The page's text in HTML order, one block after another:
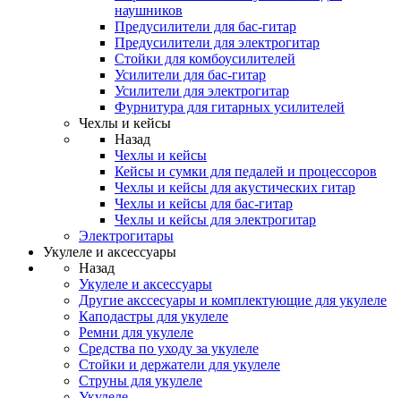
наушников
Предусилители для бас-гитар
Предусилители для электрогитар
Стойки для комбоусилителей
Усилители для бас-гитар
Усилители для электрогитар
Фурнитура для гитарных усилителей
Чехлы и кейсы
Назад
Чехлы и кейсы
Кейсы и сумки для педалей и процессоров
Чехлы и кейсы для акустических гитар
Чехлы и кейсы для бас-гитар
Чехлы и кейсы для электрогитар
Электрогитары
Укулеле и аксессуары
Назад
Укулеле и аксессуары
Другие акссесуары и комплектующие для укулеле
Каподастры для укулеле
Ремни для укулеле
Средства по уходу за укулеле
Стойки и держатели для укулеле
Струны для укулеле